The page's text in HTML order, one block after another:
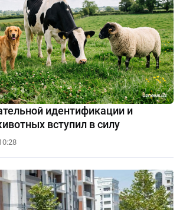
идентификации и
вступил в силу